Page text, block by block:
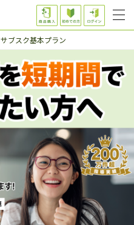
サブスク基本プラン